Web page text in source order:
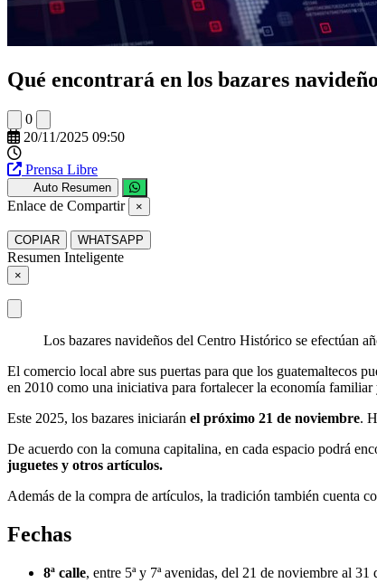
Qué encontrará en los bazares
0
20/11/2025 09:50
Prensa Libre
Auto Resumen
Enlace de Compartir ×
COPIAR WHATSAPP
Resumen Inteligente
×
Los bazares navideños del Centro Histórico se efectúan
El comercio local abre sus puertas para que los guatemaltecos
en 2010 como una iniciativa para fortalecer la economía familiar
Este 2025, los bazares iniciarán el próximo 21 de noviembre.
De acuerdo con la comuna capitalina, en cada espacio podrá
juguetes y otros artículos.
Además de la compra de artículos, la tradición también cuenta
Fechas
8ª calle, entre 5ª y 7ª avenidas, del 21 de noviembre al 31